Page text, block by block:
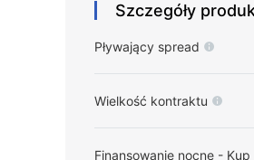
Szczegóły
Pływający spread
Wielkość kontraktu
Finansowanie nocne - Kup